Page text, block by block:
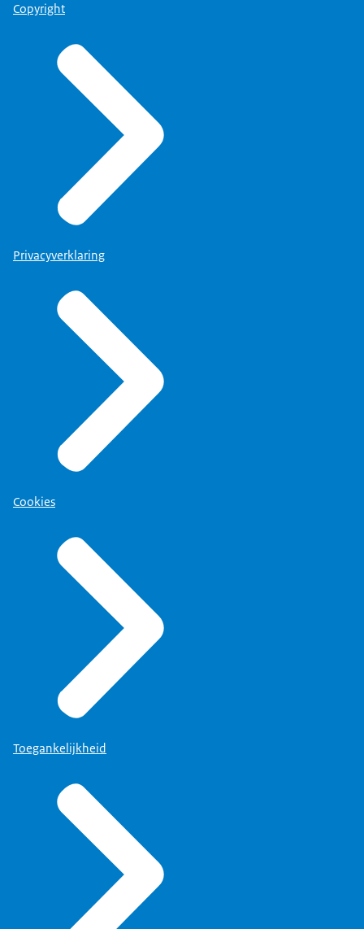
Copyright
Privacyverklaring
Cookies
Toegankelijkheid